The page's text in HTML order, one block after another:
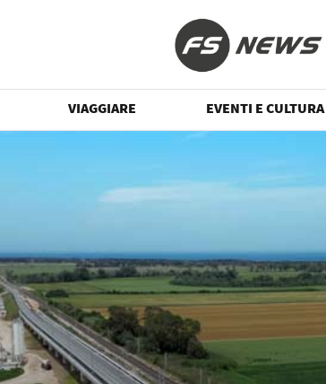
VIAGGIARE EVENTI E CULTURA